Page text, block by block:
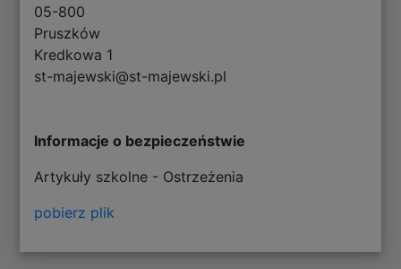
05-800
Pruszków
Kredkowa 1
st-majewski@st-majewski.pl
Informacje o bezpieczeństwie
Artykuły szkolne - Ostrzeżenia
pobierz plik